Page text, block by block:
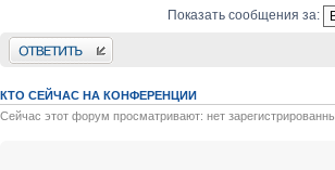
Показать сообщения за:
Ответить
КТО СЕЙЧАС НА КОНФЕРЕНЦИИ
Сейчас этот форум просматривают: нет